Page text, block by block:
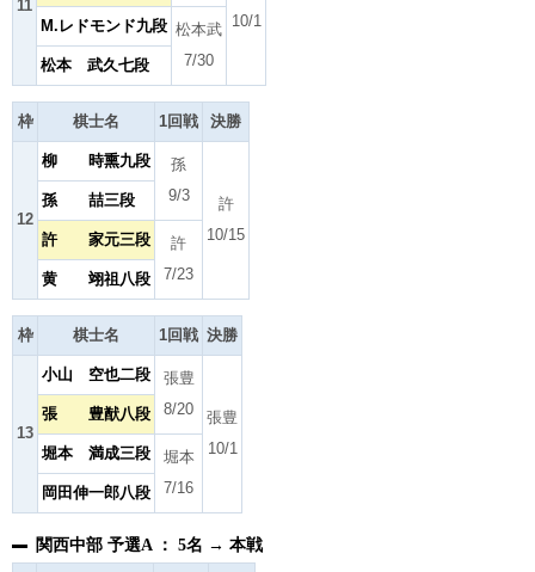
11
10/1
M.レドモンド九段 松本武
7/30
松本 武久七段
枠 棋士名 1回戦 決勝
12
柳 時熏九段
孫
9/3
許
10/15
孫 喆三段
許 家元三段
許
7/23
黄 翊祖八段
枠 棋士名 1回戦 決勝
13
小山 空也二段
張豊
8/20
張豊
10/1
張 豊猷八段
堀本 満成三段
堀本
7/16
岡田伸一郎八段
関西中部 予選A ： 5名 → 本戦